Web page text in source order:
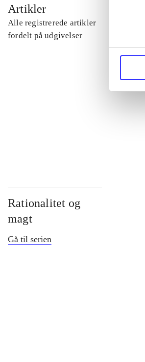
Artikler
Alle registrerede artikler
fordelt på udgivelser
Rationalitet og
magt
Gå til serien